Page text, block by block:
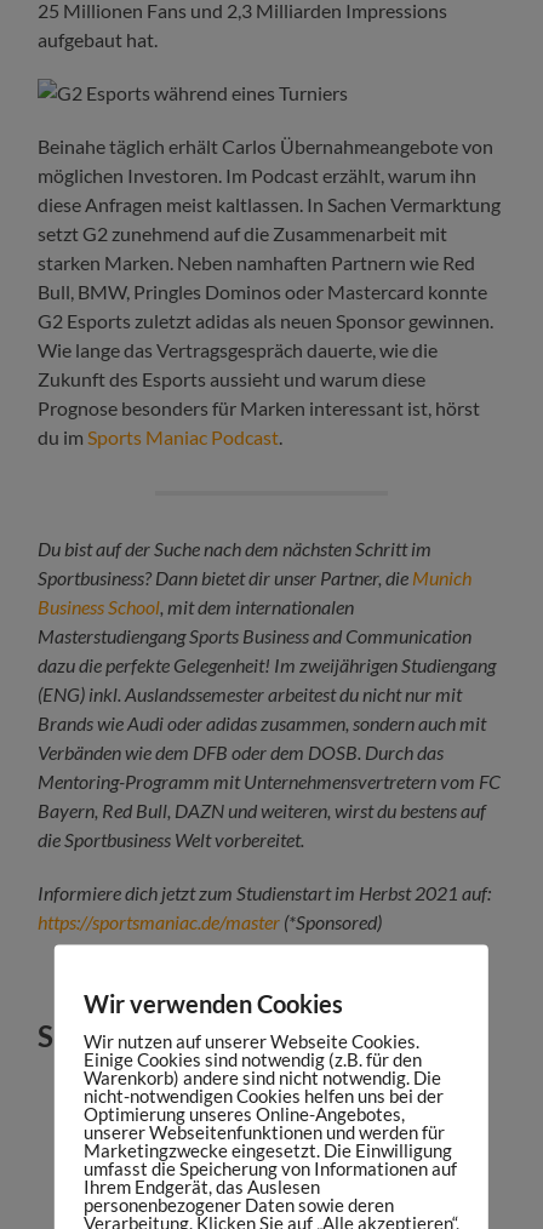
25 Millionen Fans und 2,3 Milliarden Impressions
aufgebaut hat.
Beinahe täglich erhält Carlos Übernahmeangebote von
möglichen Investoren. Im Podcast erzählt, warum ihn
diese Anfragen meist kaltlassen. In Sachen Vermarktung
setzt G2 zunehmend auf die Zusammenarbeit mit
starken Marken. Neben namhaften Partnern wie Red
Bull, BMW, Pringles Dominos oder Mastercard konnte
G2 Esports zuletzt adidas als neuen Sponsor gewinnen.
Wie lange das Vertragsgespräch dauerte, wie die
Zukunft des Esports aussieht und warum diese
Prognose besonders für Marken interessant ist, hörst
du imSports Maniac Podcast.
Du bist auf der Suche nach dem nächsten Schritt im
Sportbusiness? Dann bietet dir unser Partner, die Munich
Business School, mit dem internationalen
Masterstudiengang Sports Business and Communication
dazu die perfekte Gelegenheit! Im zweijährigen Studiengang
(ENG) inkl. Auslandssemester arbeitest du nicht nur mit
Brands wie Audi oder adidas zusammen, sondern auch mit
Verbänden wie dem DFB oder dem DOSB. Durch das
Mentoring-Programm mit Unternehmensvertretern vom FC
Bayern, Red Bull, DAZN und weiteren, wirst du bestens auf
die Sportbusiness Welt vorbereitet.
Informiere dich jetzt zum Studienstart im Herbst 2021 auf:
https://sportsmaniac.de/master (*Sponsored)
Shownotes:
Shownotes unter:
https://sportsmaniac.de/episode252
Die Best-of-Seven mit Carlos gibt es hier:
https://sportsmaniac.de/episode253
Carlos “ocelote” Rodríguez aufLinkedIn
Wir verwenden Cookies
Wir nutzen auf unserer Webseite Cookies.
Einige Cookies sind notwendig (z.B. für den
Warenkorb) andere sind nicht notwendig. Die
nicht-notwendigen Cookies helfen uns bei der
Optimierung unseres Online-Angebotes,
unserer Webseitenfunktionen und werden für
Marketingzwecke eingesetzt. Die Einwilligung
umfasst die Speicherung von Informationen auf
Ihrem Endgerät, das Auslesen
personenbezogener Daten sowie deren
Verarbeitung. Klicken Sie auf „Alle akzeptieren“,